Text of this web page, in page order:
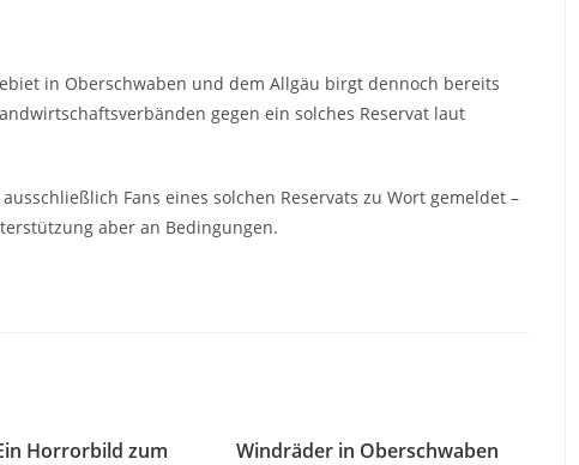
in Oberschwaben und dem Allgäu birgt dennoch bereits
gegen ein solches Reservat laut
Fans eines solchen Reservats zu Wort gemeldet –
aber an Bedingungen.
Horrorbild zum
Windräder in Oberschwaben